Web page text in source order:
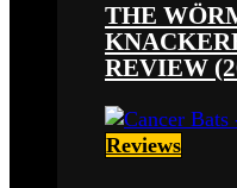
THE
REVIEW
Reviews